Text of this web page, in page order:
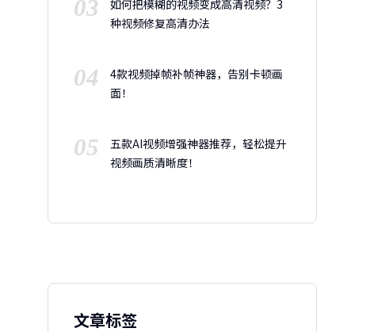
03
如何把模糊的视频变成高清视频？3
种视频修复高清办法
04
4款视频掉帧补帧神器，告别卡顿画
面！
05
五款AI视频增强神器推荐，轻松提升
视频画质清晰度！
文章标签